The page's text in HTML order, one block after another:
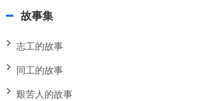
故事集
志工的故事
同工的故事
艱苦人的故事